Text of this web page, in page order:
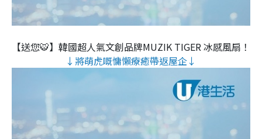
【送您🐯】韓國超人氣文創品牌MUZIK TIGER 冰感風扇！
↓將萌虎嘅慵懶療癒帶返屋企↓